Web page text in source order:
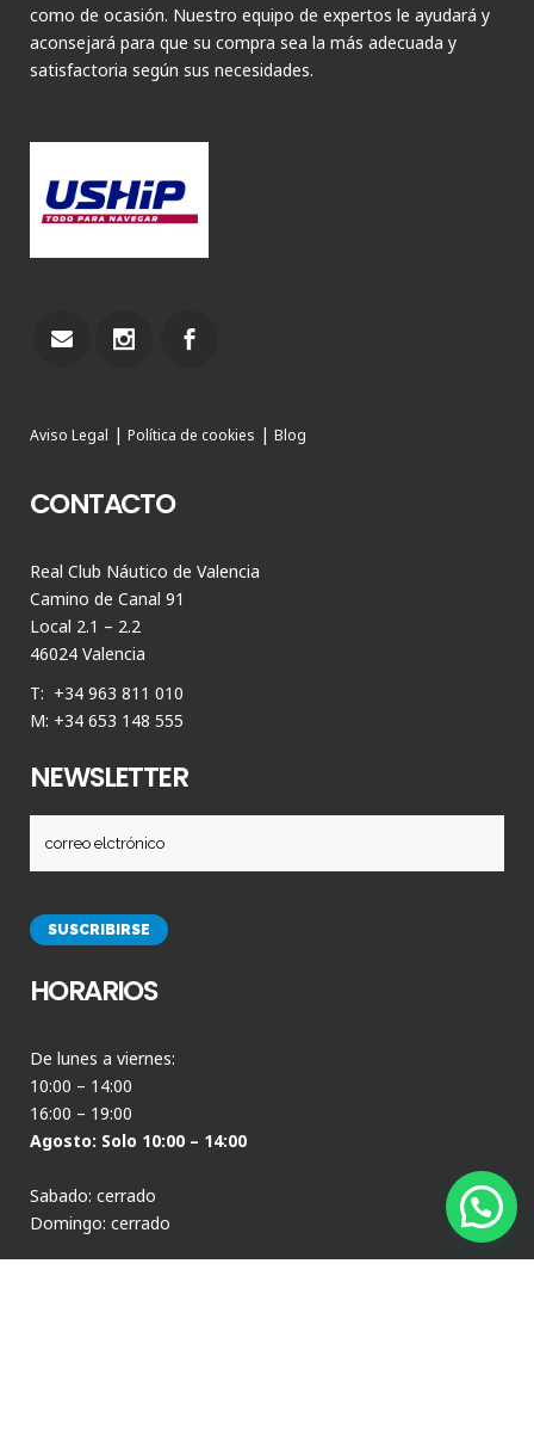
como de ocasión. Nuestro equipo de expertos le ayudará y
aconsejará para que su compra sea la más adecuada y
satisfactoria según sus necesidades.
Aviso Legal | Política de cookies | Blog
CONTACTO
Real Club Náutico de Valencia
Camino de Canal 91
Local 2.1 – 2.2
46024 Valencia
T: +34 963 811 010
M: +34 653 148 555
NEWSLETTER
HORARIOS
De lunes a viernes:
10:00 – 14:00
16:00 – 19:00
Agosto: Solo 10:00 – 14:00
Sabado: cerrado
Domingo: cerrado